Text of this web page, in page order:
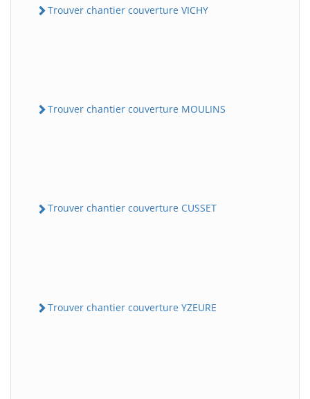
Trouver chantier couverture VICHY
Trouver chantier couverture MOULINS
Trouver chantier couverture CUSSET
Trouver chantier couverture YZEURE